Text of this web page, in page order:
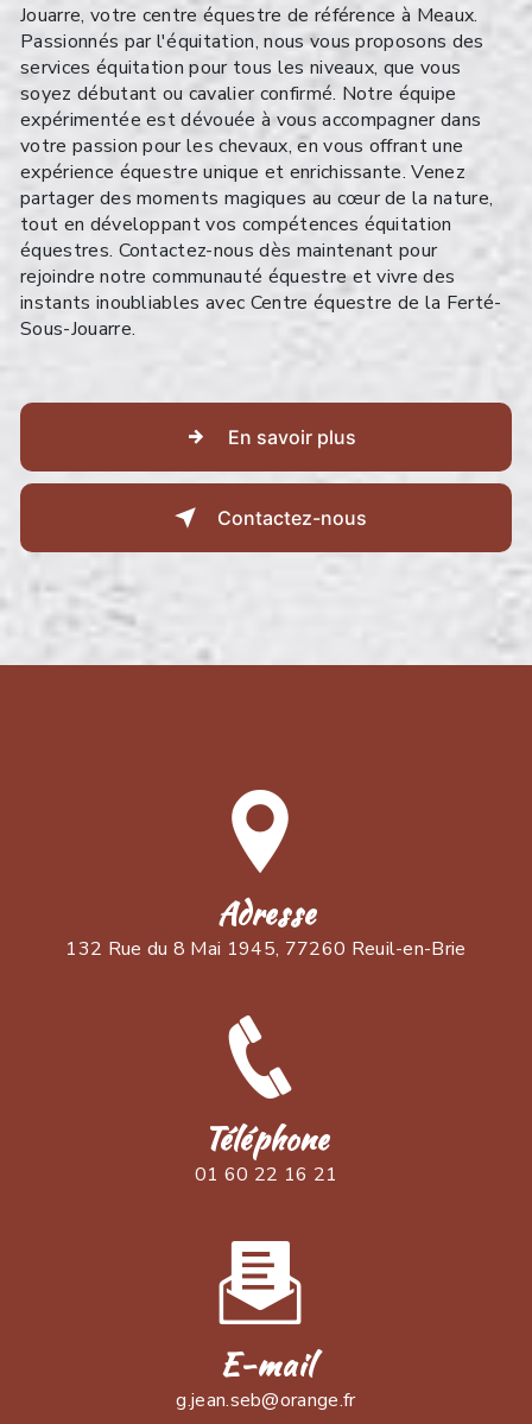
Jouarre, votre centre équestre de référence à Meaux.
Passionnés par l'équitation, nous vous proposons des
services équitation pour tous les niveaux, que vous
soyez débutant ou cavalier confirmé. Notre équipe
expérimentée est dévouée à vous accompagner dans
votre passion pour les chevaux, en vous offrant une
expérience équestre unique et enrichissante. Venez
partager des moments magiques au cœur de la nature,
tout en développant vos compétences équitation
équestres. Contactez-nous dès maintenant pour
rejoindre notre communauté équestre et vivre des
instants inoubliables avec Centre équestre de la Ferté-
Sous-Jouarre.
En savoir plus
Contactez-nous
Adresse
132 Rue du 8 Mai 1945, 77260 Reuil-en-Brie
Téléphone
01 60 22 16 21
E-mail
g.jean.seb@orange.fr